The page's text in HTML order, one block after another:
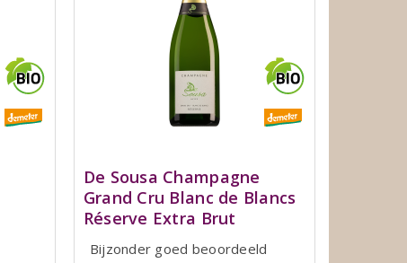
De Sousa Champagne
Grand Cru Blanc de Blancs
Réserve Extra Brut
Bijzonder goed beoordeeld